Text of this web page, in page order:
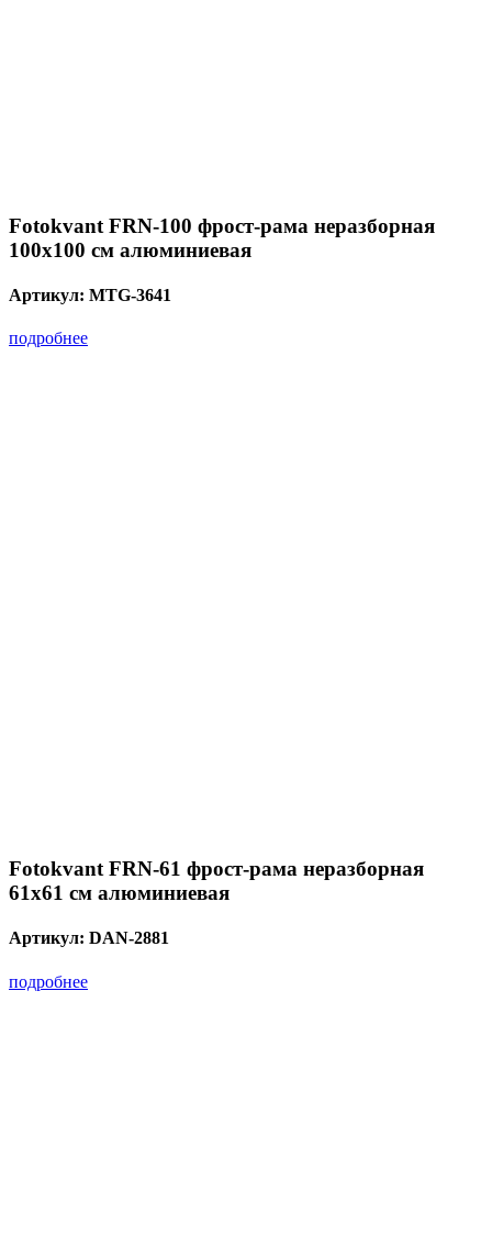
Fotokvant FRN-100 фрост-рама неразборная
100х100 см алюминиевая
Артикул: MTG-3641
подробнее
Fotokvant FRN-61 фрост-рама неразборная
61х61 см алюминиевая
Артикул: DAN-2881
подробнее